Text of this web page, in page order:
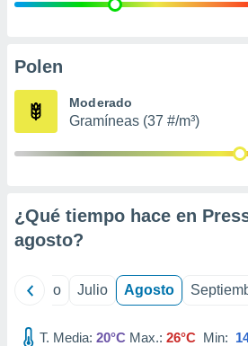
publicidad
de
Polen
Moderado
Gramíneas (37 #/m³)
¿Qué tiempo hace en
agosto?
Junio Julio Agosto
T. Media: 20°C Max.: 26°C Min: